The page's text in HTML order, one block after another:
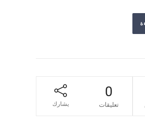
0
تعليقات يشارك